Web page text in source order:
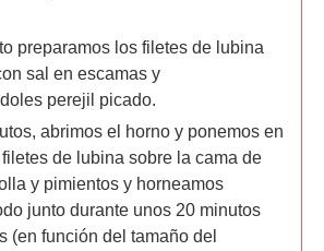
preparamos los filetes de lubina
sal en escamas y
perejil picado.
abrimos el horno y ponemos en
filetes de lubina sobre la cama de
y pimientos y horneamos
junto durante unos 20 minutos
(en función del tamaño del